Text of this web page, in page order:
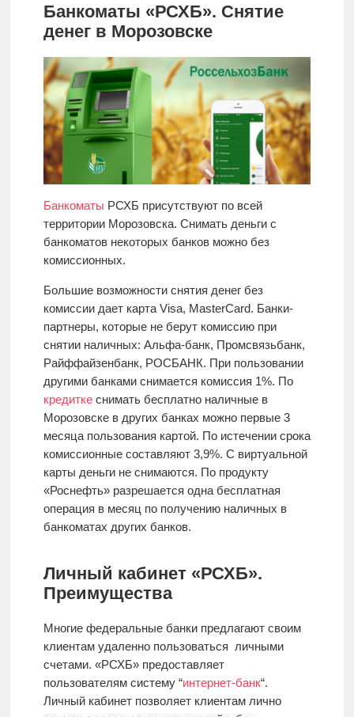
Банкоматы «РСХБ». Снятие
денег в Морозовске
Банкоматы РСХБ присутствуют по всей
территории Морозовска. Снимать деньги с
банкоматов некоторых банков можно без
комиссионных.
Большие возможности снятия денег без
комиссии дает карта Visa, MasterCard. Банки-
партнеры, которые не берут комиссию при
снятии наличных: Альфа-банк, Промсвязьбанк,
Райффайзенбанк, РОСБАНК. При пользовании
другими банками снимается комиссия 1%. По
кредиткеснимать бесплатно наличные в
Морозовске в других банках можно первые 3
месяца пользования картой. По истечении срока
комиссионные составляют 3,9%. С виртуальной
карты деньги не снимаются. По продукту
«Роснефть» разрешается одна бесплатная
операция в месяц по получению наличных в
банкоматах других банков.
Личный кабинет «РСХБ».
Преимущества
Многие федеральные банки предлагают своим
клиентам удаленно пользоваться личными
счетами. «РСХБ» предоставляет
пользователям систему “интернет-банк“.
Личный кабинет позволяет клиентам лично